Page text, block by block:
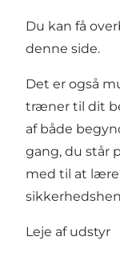
Du kan få
denne side.
Det er også
træner til dit
af både
gang, du står
med til at lære
Leje af udstyr